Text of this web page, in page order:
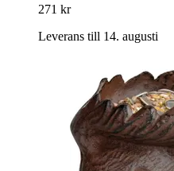
271 kr
Leverans till 14. augusti